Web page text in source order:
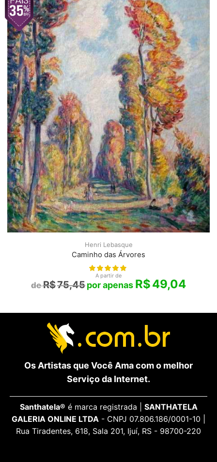
Henri Lebasque
Caminho das Árvores
A partir de
R$75,45 R$49,04
Os Artistas que Você Ama com o melhor
Serviço da Internet.
Santhatela® é marca registrada | SANTHATELA
GALERIA ONLINE LTDA - CNPJ 07.806.186/0001-10 |
Rua Tiradentes, 618, Sala 201, Ijuí, RS - 98700-220